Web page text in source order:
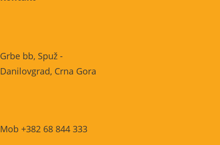
Grbe bb, Spuž -
Danilovgrad, Crna Gora
Mob +382 68 844 333